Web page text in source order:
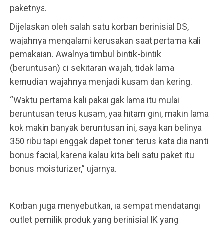
paketnya.
Dijelaskan oleh salah satu korban berinisial DS,
wajahnya mengalami kerusakan saat pertama kali
pemakaian. Awalnya timbul bintik-bintik
(beruntusan) di sekitaran wajah, tidak lama
kemudian wajahnya menjadi kusam dan kering.
“Waktu pertama kali pakai gak lama itu mulai
beruntusan terus kusam, yaa hitam gini, makin lama
kok makin banyak beruntusan ini, saya kan belinya
350 ribu tapi enggak dapet toner terus kata dia nanti
bonus facial, karena kalau kita beli satu paket itu
bonus moisturizer,” ujarnya.
Korban juga menyebutkan, ia sempat mendatangi
outlet pemilik produk yang berinisial IK yang